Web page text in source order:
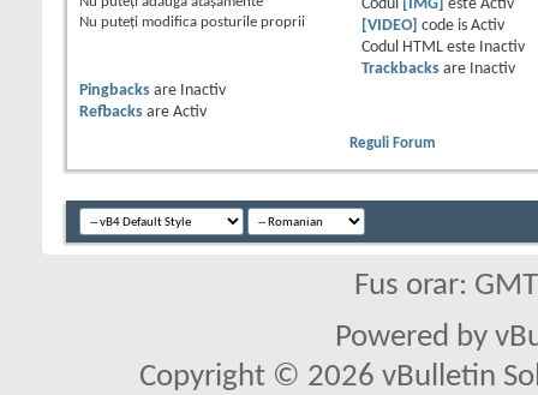
Nu puteţi modifica posturile proprii
Codul
[IMG] este Activ
[VIDEO] code is Activ
Codul HTML este
Inactiv
Trackbacksare
Inactiv
Pingbacks are
Inactiv
Refbacks are Activ
Reguli Forum
Fus orar:
Powered by
Copyright © 2026 vBulletin